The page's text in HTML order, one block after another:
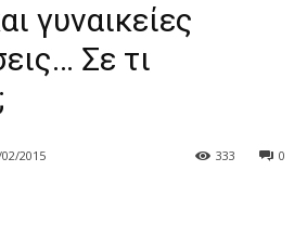
γυναικείες
Σε τι
2015 0
333